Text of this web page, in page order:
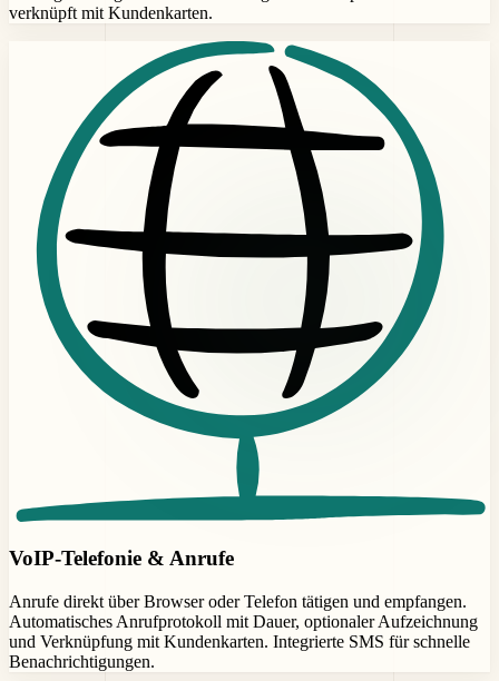
verknüpft mit Kundenkarten.
VoIP-Telefonie & Anrufe
Anrufe direkt über Browser oder Telefon tätigen und empfangen.
Automatisches Anrufprotokoll mit Dauer, optionaler Aufzeichnung
und Verknüpfung mit Kundenkarten. Integrierte SMS für schnelle
Benachrichtigungen.